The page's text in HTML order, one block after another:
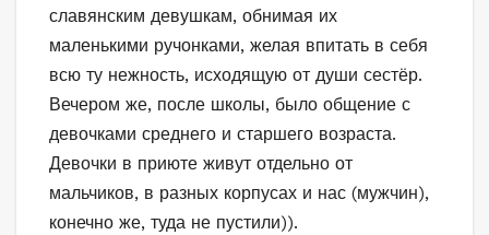
славянским девушкам, обнимая их
маленькими ручонками, желая впитать в себя
всю ту нежность, исходящую от души сестёр.
Вечером же, после школы, было общение с
девочками среднего и старшего возраста.
Девочки в приюте живут отдельно от
мальчиков, в разных корпусах и нас (мужчин),
конечно же, туда не пустили)).